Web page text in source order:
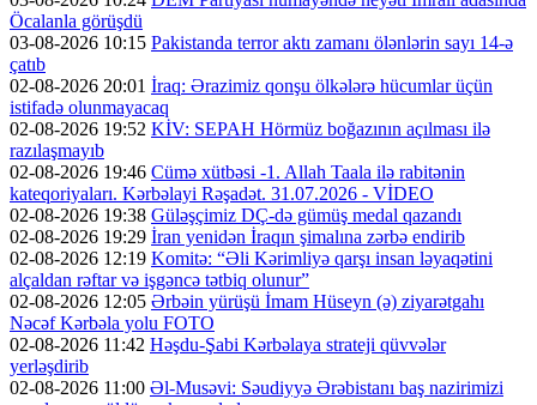
Öcalanla görüşdü
03-08-2026 10:15 Pakistanda terror aktı zamanı ölənlərin sayı 14-ə
çatıb
02-08-2026 20:01 İraq: Ərazimiz qonşu ölkələrə hücumlar üçün
istifadə olunmayacaq
02-08-2026 19:52 KİV: SEPAH Hörmüz boğazının açılması ilə
razılaşmayıb
02-08-2026 19:46 Cümə xütbəsi -1. Allah Taala ilə rabitənin
kateqoriyaları. Kərbəlayi Rəşadət. 31.07.2026 - VİDEO
02-08-2026 19:38 Güləşçimiz DÇ-də gümüş medal qazandı
02-08-2026 19:29 İran yenidən İraqın şimalına zərbə endirib
02-08-2026 12:19 Komitə: “Əli Kərimliyə qarşı insan ləyaqətini
alçaldan rəftar və işgəncə tətbiq olunur”
02-08-2026 12:05 Ərbəin yürüşü İmam Hüseyn (ə) ziyarətgahı
Nəcəf Kərbəla yolu FOTO
02-08-2026 11:42 Həşdu-Şabi Kərbəlaya strateji qüvvələr
yerləşdirib
02-08-2026 11:00 Əl-Musəvi: Səudiyyə Ərəbistanı baş nazirimizi